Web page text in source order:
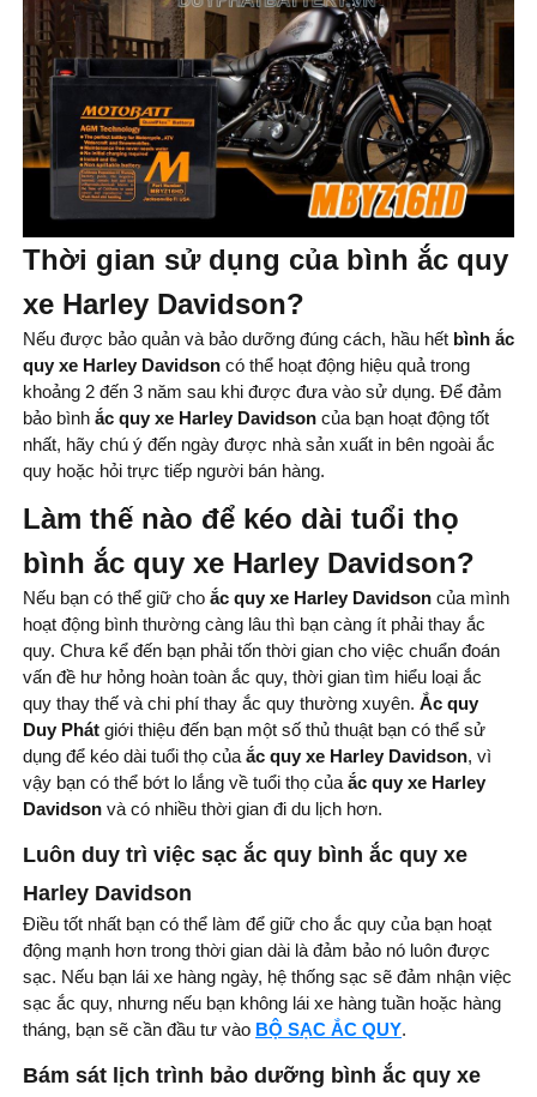
Thời gian sử dụng của bình ắc quy
xe Harley Davidson?
Nếu được bảo quản và bảo dưỡng đúng cách, hầu hết bình ắc
quy xe Harley Davidson có thể hoạt động hiệu quả trong
khoảng 2 đến 3 năm sau khi được đưa vào sử dụng. Để đảm
bảo bình ắc quy xe Harley Davidson của bạn hoạt động tốt
nhất, hãy chú ý đến ngày được nhà sản xuất in bên ngoài ắc
quy hoặc hỏi trực tiếp người bán hàng.
Làm thế nào để kéo dài tuổi thọ
bình ắc quy xe Harley Davidson?
Nếu bạn có thể giữ cho ắc quy xe Harley Davidson của mình
hoạt động bình thường càng lâu thì bạn càng ít phải thay ắc
quy. Chưa kể đến bạn phải tốn thời gian cho việc chuẩn đoán
vấn đề hư hỏng hoàn toàn ắc quy, thời gian tìm hiểu loại ắc
quy thay thế và chi phí thay ắc quy thường xuyên. Ắc quy
Duy Phát giới thiệu đến bạn một số thủ thuật bạn có thể sử
dụng để kéo dài tuổi thọ của ắc quy xe Harley Davidson, vì
vậy bạn có thể bớt lo lắng về tuổi thọ của ắc quy xe Harley
Davidson và có nhiều thời gian đi du lịch hơn.
Luôn duy trì việc sạc ắc quy bình ắc quy xe
Harley Davidson
Điều tốt nhất bạn có thể làm để giữ cho ắc quy của bạn hoạt
động mạnh hơn trong thời gian dài là đảm bảo nó luôn được
sạc. Nếu bạn lái xe hàng ngày, hệ thống sạc sẽ đảm nhận việc
sạc ắc quy, nhưng nếu bạn không lái xe hàng tuần hoặc hàng
tháng, bạn sẽ cần đầu tư vào BỘ SẠC ẮC QUY.
Bám sát lịch trình bảo dưỡng bình ắc quy xe